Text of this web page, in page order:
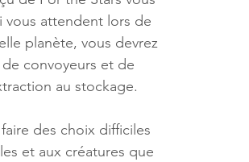
vous attendent lors de
planète, vous devrez
convoyeurs et de
au stockage.
des choix difficiles
et aux créatures que